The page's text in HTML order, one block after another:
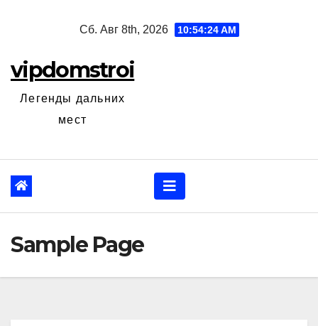
Сб. Авг 8th, 2026 10:54:25 AM
vipdomstroi
Легенды дальних
мест
Sample Page